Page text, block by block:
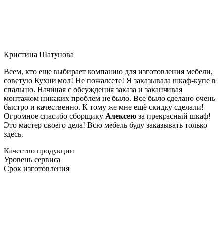
Кристина Шатунова
Всем, кто еще выбирает компанию для изготовления мебели,
советую Кухни мол! Не пожалеете! Я заказывала шкаф-купе в
спальню. Начиная с обсуждения заказа и заканчивая
монтажом никаких проблем не было. Все было сделано очень
быстро и качественно. К тому же мне ещё скидку сделали!
Огромное спасибо сборщику Алексею за прекрасный шкаф!
Это мастер своего дела! Всю мебель буду заказывать только
здесь.
Качество продукции
Уровень сервиса
Срок изготовления